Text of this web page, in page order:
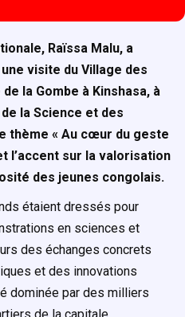
Raïssa Malu, a
visite du Village des
la Gombe à Kinshasa, à
de la Science et des
thème « Au cœur du geste
l’accent sur la valorisation
des jeunes congolais.
étaient dressés pour
en sciences et
des échanges concrets
et des innovations
dominée par des milliers